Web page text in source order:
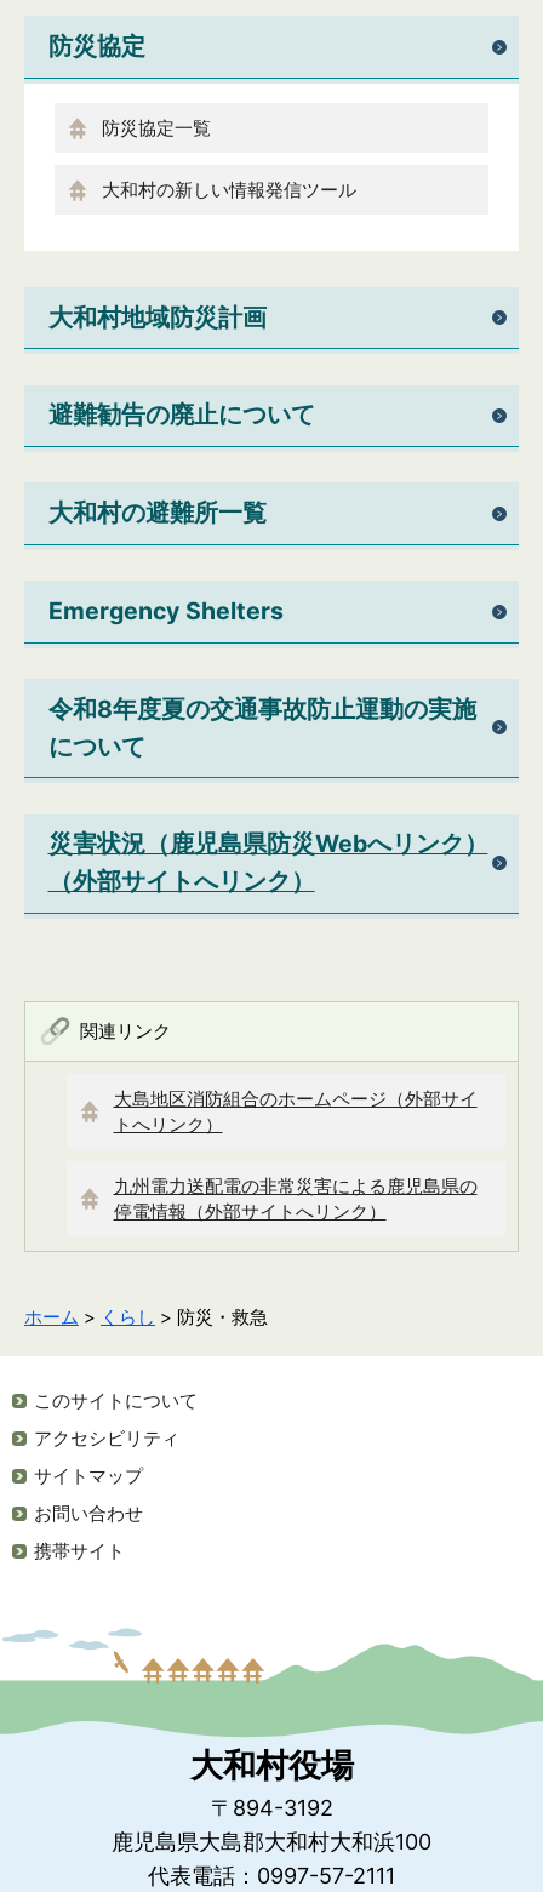
防災協定
防災協定一覧
大和村の新しい情報発信ツール
大和村地域防災計画
避難勧告の廃止について
大和村の避難所一覧
Emergency Shelters
令和8年度夏の交通事故防止運動の実施
について
災害状況（鹿児島県防災Webへリンク）
（外部サイトへリンク）
関連リンク
大島地区消防組合のホームページ（外部サイ
トへリンク）
九州電力送配電の非常災害による鹿児島県の
停電情報（外部サイトへリンク）
ホーム > くらし > 防災・救急
このサイトについて
アクセシビリティ
サイトマップ
お問い合わせ
携帯サイト
大和村役場
〒894-3192
鹿児島県大島郡大和村大和浜100
代表電話：0997-57-2111